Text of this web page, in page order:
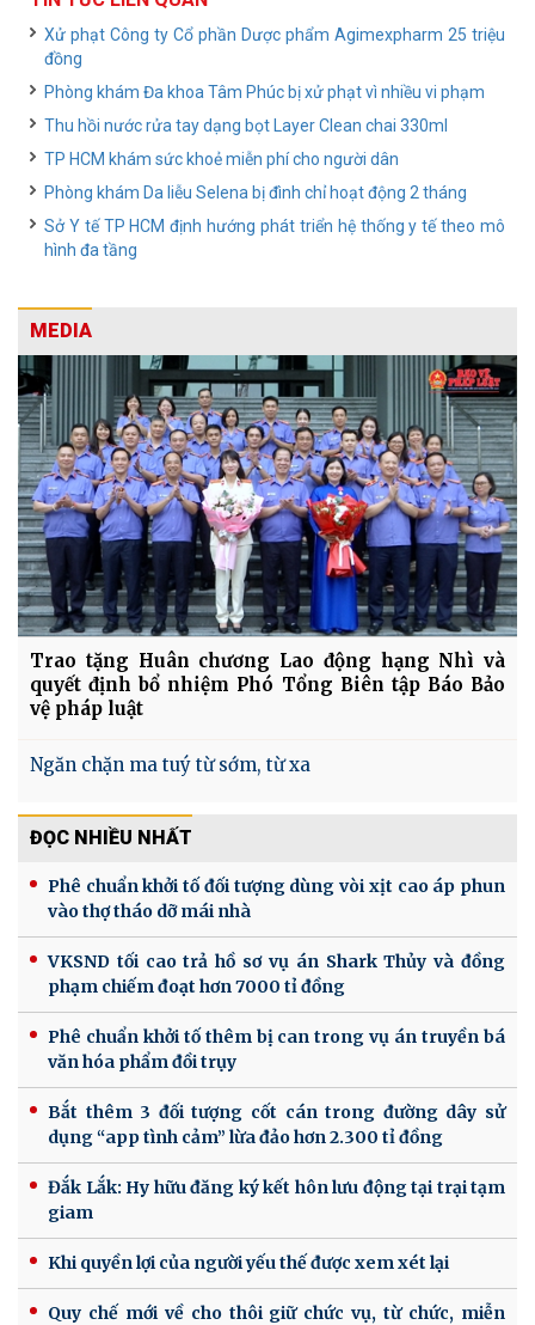
Xử phạt Công ty Cổ phần Dược phẩm Agimexpharm 25 triệu
đồng
Phòng khám Đa khoa Tâm Phúc bị xử phạt vì nhiều vi phạm
Thu hồi nước rửa tay dạng bọt Layer Clean chai 330ml
TP HCM khám sức khoẻ miễn phí cho người dân
Phòng khám Da liễu Selena bị đình chỉ hoạt động 2 tháng
Sở Y tế TP HCM định hướng phát triển hệ thống y tế theo mô
hình đa tầng
MEDIA
Trao tặng Huân chương Lao động hạng Nhì và
quyết định bổ nhiệm Phó Tổng Biên tập Báo Bảo
vệ pháp luật
Ngăn chặn ma tuý từ sớm, từ xa
ĐỌC NHIỀU NHẤT
Phê chuẩn khởi tố đối tượng dùng vòi xịt cao áp phun
vào thợ tháo dỡ mái nhà
VKSND tối cao trả hồ sơ vụ án Shark Thủy và đồng
phạm chiếm đoạt hơn 7000 tỉ đồng
Phê chuẩn khởi tố thêm bị can trong vụ án truyền bá
văn hóa phẩm đồi trụy
Bắt thêm 3 đối tượng cốt cán trong đường dây sử
dụng “app tình cảm” lừa đảo hơn 2.300 tỉ đồng
Đắk Lắk: Hy hữu đăng ký kết hôn lưu động tại trại tạm
giam
Khi quyền lợi của người yếu thế được xem xét lại
Quy chế mới về cho thôi giữ chức vụ, từ chức, miễn